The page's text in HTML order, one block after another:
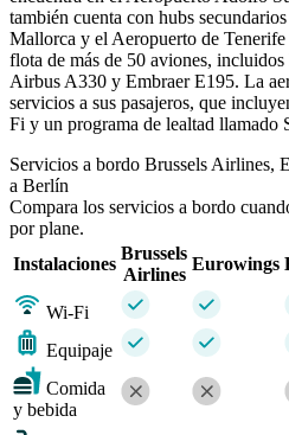
también cuenta con hubs
Mallorca y el Aeropuerto de
flota de más de 50 aviones,
Airbus A330 y Embraer E195. La
servicios a sus pasajeros, que
Fi y un programa de lealtad llamado
Servicios a bordo Brussels
a Berlín
Compara los servicios a bordo
por plane.
Instalaciones
Brussels
Airlines
Eurowings
Wi-Fi
Equipaje
Comida
y bebida